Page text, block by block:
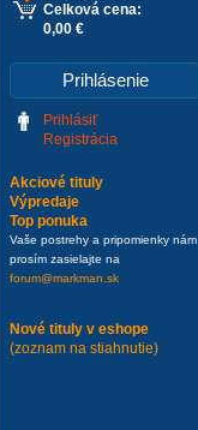
Celková cena:
0,00 €
Prihlásenie
Prihlásiť
Registrácia
Akciové tituly
Výpredaje
Top ponuka
Vaše postrehy a pripomienky nám
prosím zasielajte na
forum@markman.sk
Nové tituly v eshope
(zoznam na stiahnutie)